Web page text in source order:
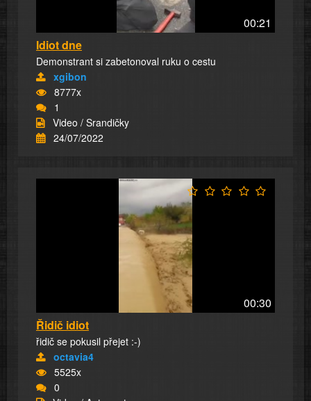
00:21
Idiot dne
Demonstrant si zabetonoval ruku o cestu
xgibon
8777x
1
Video / Srandičky
24/07/2022
00:30
Řidič idiot
řidič se pokusil přejet :-)
octavia4
5525x
0